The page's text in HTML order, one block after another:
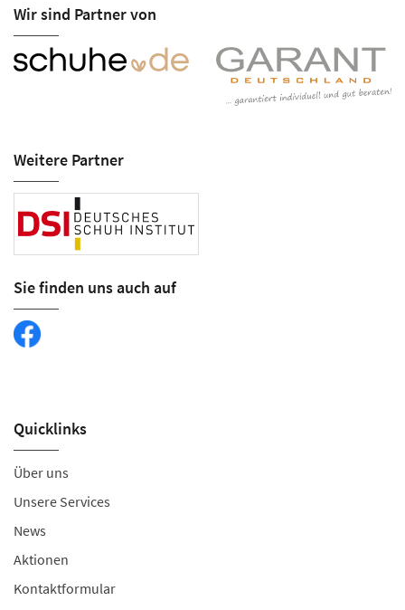
Wir sind Partner von
Weitere Partner
Sie finden uns auch auf
Quicklinks
Über uns
Unsere Services
News
Aktionen
Kontaktformular